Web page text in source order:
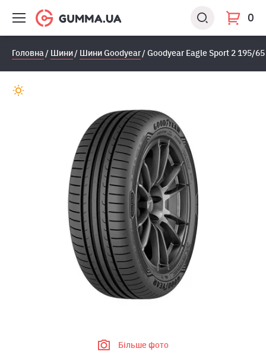
0
Головна Шини Шини Goodyear Goodyear Eagle Sport 2 195/65
Більше фото